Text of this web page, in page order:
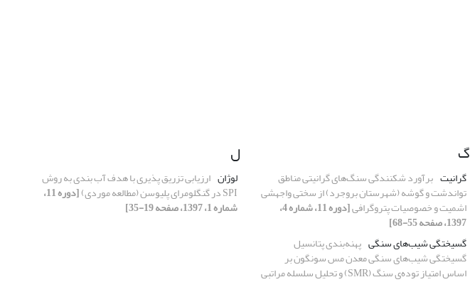
گ
گرانیت برآورد شکنندگی سنگ‌های گرانیتی مناطق
تواندشت و گوشه (شهرستان بروجرد) از سختی واجهشی
اشمیت و خصوصیات پتروگرافی [دوره 11، شماره 4،
1397، صفحه 55-68]
گسیختگی شیب‌های سنگی پهنه‌بندی پتانسیل
گسیختگی شیب‌های سنگی معدن مس سونگون بر
اساس امتیاز توده‌ی سنگ (SMR) و تحلیل سلسله مراتبی
ل
لوژان ارزیابی تزریق پذیری با هدف آب بندی به روش
SPI در گنگلومرای پلیوسن (مطالعه موردی) [دوره 11،
شماره 1، 1397، صفحه 19-35]